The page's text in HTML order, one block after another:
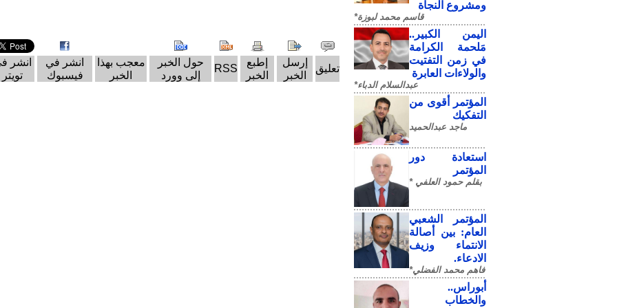
ومشروع النجاة
قاسم محمد لبوزة*
​اليمن الكبير..
مَلحمة الكرامة
في زمن التفتيت
والولاءات العابرة
عبدالسلام الدباء*
المؤتمر أقوى من
التفكيك
ماجد عبدالحميد
استعادة دور
المؤتمر
بقلم حمود العلفي *
المؤتمر الشعبي
العام: بين أصالة
الانتماء وزيف
الادعاء.
فاهم محمد الفضلي*
أبوراس..
والخطاب
تعليق
إرسل
الخبر
إطبع
الخبر
RSS
حول الخبر
إلى وورد
معجب بهذا
الخبر
انشر في
فيسبوك
انشر
تويتر